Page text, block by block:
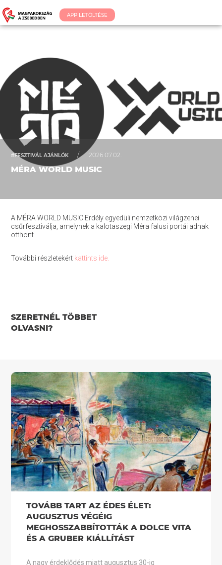
APP LETÖLTÉSE
#FESZTIVÁL AJÁNLÓK / 2026.07.02.
MÉRA WORLD MUSIC
A MÉRA WORLD MUSIC Erdély egyedüli nemzetközi világzenei
csűrfesztiválja, amelynek a kalotaszegi Méra falusi portái adnak
otthont.
További részletekért kattints ide.
SZERETNÉL TÖBBET
OLVASNI?
TOVÁBB TART AZ ÉDES ÉLET:
AUGUSZTUS VÉGÉIG
MEGHOSSZABBÍTOTTÁK A DOLCE VITA
ÉS A GRUBER KIÁLLÍTÁST
A nagy érdeklődés miatt augusztus 30-ig